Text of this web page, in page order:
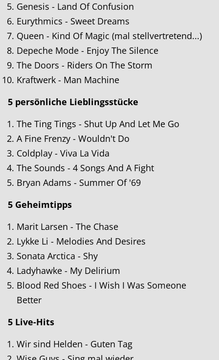
Genesis - Land Of Confusion
Eurythmics - Sweet Dreams
Queen - Kind Of Magic (mal stellvertretend...)
Depeche Mode - Enjoy The Silence
The Doors - Riders On The Storm
Kraftwerk - Man Machine
5 persönliche Lieblingsstücke
The Ting Tings - Shut Up And Let Me Go
A Fine Frenzy - Wouldn't Do
Coldplay - Viva La Vida
The Sounds - 4 Songs And A Fight
Bryan Adams - Summer Of '69
5 Geheimtipps
Marit Larsen - The Chase
Lykke Li - Melodies And Desires
Sonata Arctica - Shy
Ladyhawke - My Delirium
Blood Red Shoes - I Wish I Was Someone
Better
5 Live-Hits
Wir sind Helden - Guten Tag